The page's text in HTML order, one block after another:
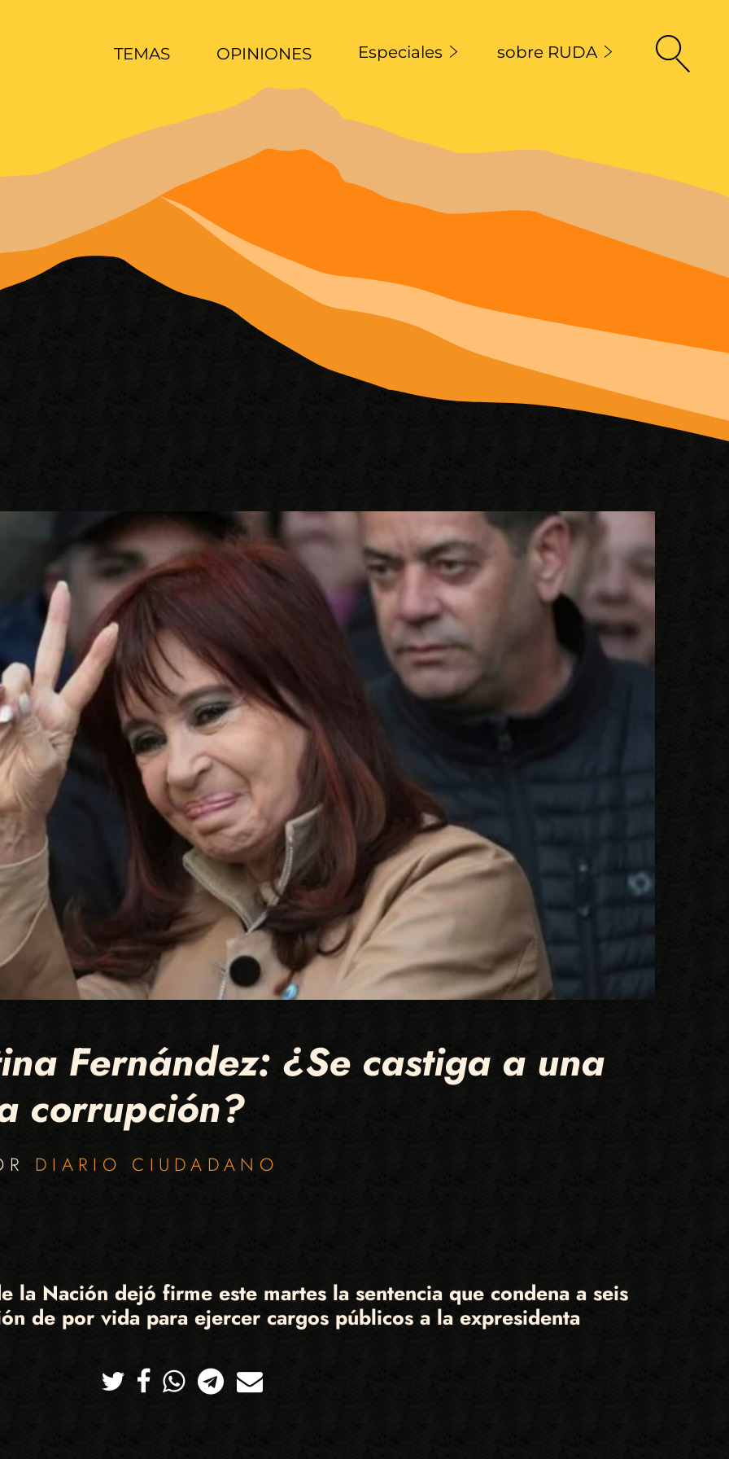
TEMAS OPINIONES Especiales sobre RUDA
Fernández: ¿Se castiga a una
corrupción?
DIARIO CIUDADANO
la Nación dejó firme este martes la sentencia que condena a seis
de por vida para ejercer cargos públicos a la expresidenta
TwitterFacebookWhatsappTelegramCorreo